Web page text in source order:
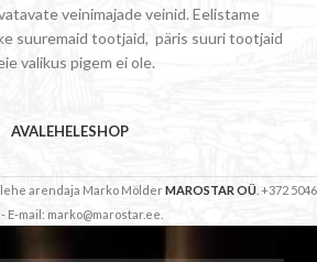
veinimajade veinid. Eelistame
suuremaid tootjaid, päris suuri tootjaid
valikus pigem ei ole.
AVALEHELESHOP
arendaja Marko MölderMAROSTAR OÜ . +372 5046
- E-mail: marko@marostar.ee.